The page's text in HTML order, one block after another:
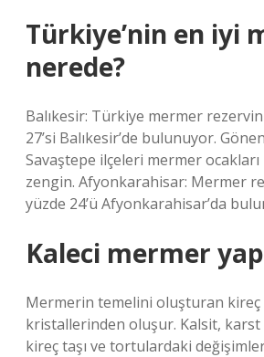
Türkiye’nin en iyi
nerede?
Balıkesir: Türkiye mermer
27’si Balıkesir’de bulunuyor.
Savaştepe ilçeleri mermer ocakları
zengin. Afyonkarahisar: Mermer
yüzde 24’ü Afyonkarahisar’da
Kaleci mermer
Mermerin temelini oluşturan kireç
kristallerinden oluşur. Kalsit, karst
kireç taşı ve tortulardaki